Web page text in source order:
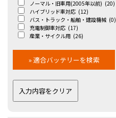
ノーマル・旧車用(2005年以前) (20)
ハイブリッド車対応 (12)
バス・トラック・船舶・建設機械 (0)
充電制御車対応 (17)
産業・サイクル用 (26)